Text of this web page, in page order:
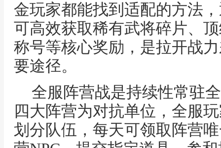
金玩家都能找到适配的方法
可高效获取稀有武将碎片、
称号等核心奖励，是拉开战
要途径。
全服阵营战是持续性常驻
四大阵营为对抗单位，全服
划分队伍，每天可领取阵营